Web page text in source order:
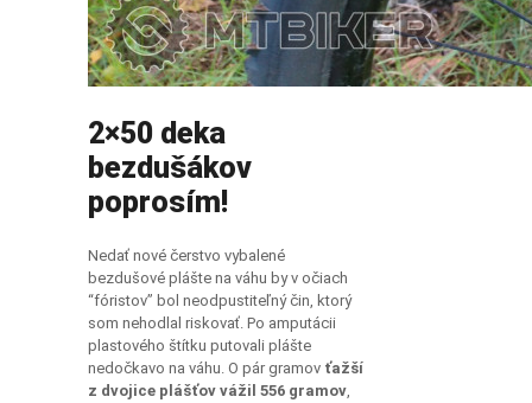
2×50 deka
bezdušákov
poprosím!
Nedať nové čerstvo vybalené
bezdušové plášte na váhu by v očiach
“fóristov” bol neodpustiteľný čin, ktorý
som nehodlal riskovať. Po amputácii
plastového štítku putovali plášte
nedočkavo na váhu. O pár gramov ťažší
z dvojice plášťov vážil 556 gramov,